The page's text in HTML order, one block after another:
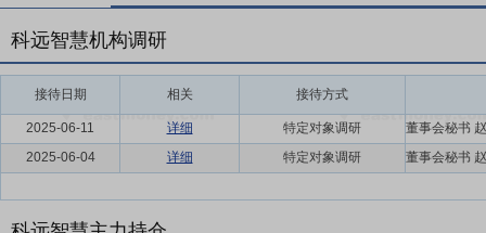
科远智慧机构调研
接待日期 相关 接待方式
2025-06-11 详细
特定对象调研
2025-06-04
详细 特定对象调研